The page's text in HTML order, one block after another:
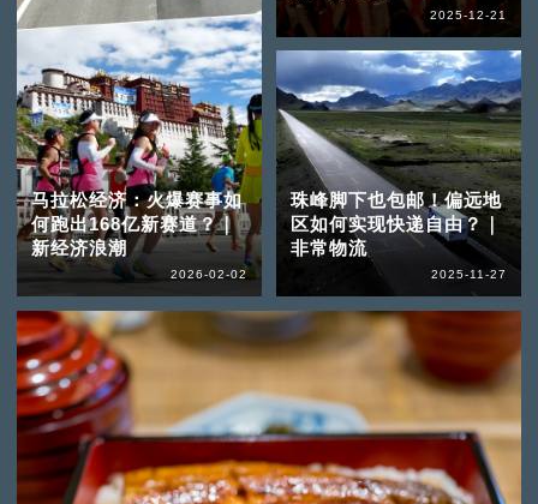
马拉松经济：火爆赛事如
何跑出168亿新赛道？｜
新经济浪潮
2026-02-02
2025-12-21
珠峰脚下也包邮！偏远地
区如何实现快递自由？｜
非常物流
2025-11-27